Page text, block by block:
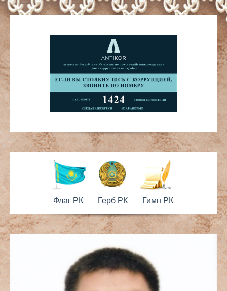
Флаг РК Герб РК Гимн РК